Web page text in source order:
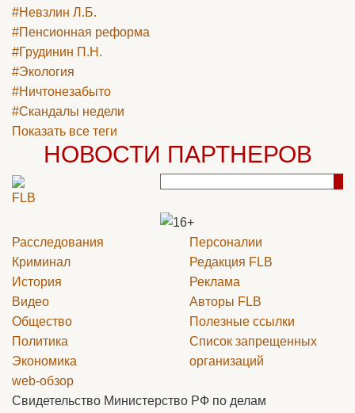
#Невзлин Л.Б.
#Пенсионная реформа
#Грудинин П.Н.
#Экология
#Ничтонезабыто
#Скандалы недели
Показать все теги
НОВОСТИ ПАРТНЕРОВ
Расследования
Криминал
История
Видео
Общество
Политика
Экономика
web-обзор
Персоналии
Редакция FLB
Реклама
Авторы FLB
Полезные ссылки
Список запрещенных
организаций
Свидетельство Министерство РФ по делам